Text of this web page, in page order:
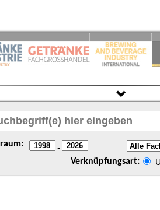
-
Verknüpfungsart: